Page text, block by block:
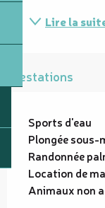
Lire la
Prestations
Sports d'eau
Plongée sous-
Randonnée
Location de
Animaux non